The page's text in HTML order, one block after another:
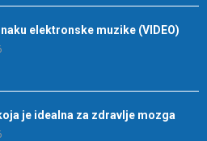
elektronske muzike (VIDEO)
je idealna za zdravlje mozga